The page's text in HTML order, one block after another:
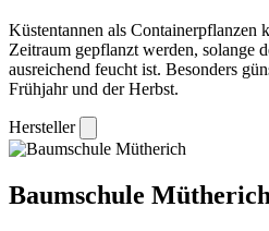
Küstentannen als Containerpflanzen
Zeitraum gepflanzt werden, solange
ausreichend feucht ist. Besonders
Frühjahr und der Herbst.
Hersteller
Baumschule